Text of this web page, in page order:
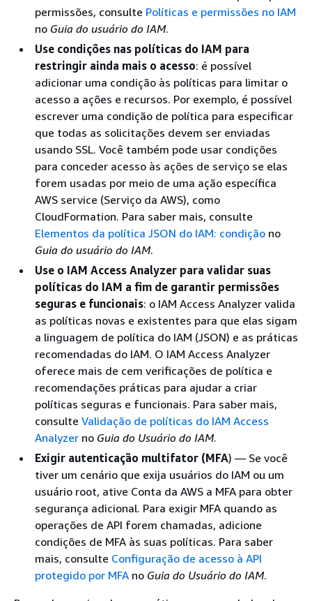
permissões, consulte Políticas e permissões no IAM
no Guia do usuário do IAM.
Use condições nas políticas do IAM para
restringir ainda mais o acesso: é possível
adicionar uma condição às políticas para limitar o
acesso a ações e recursos. Por exemplo, é possível
escrever uma condição de política para especificar
que todas as solicitações devem ser enviadas
usando SSL. Você também pode usar condições
para conceder acesso às ações de serviço se elas
forem usadas por meio de uma ação específica
AWS service (Serviço da AWS), como
CloudFormation. Para saber mais, consulte
Elementos da política JSON do IAM: condição no
Guia do usuário do IAM.
Use o IAM Access Analyzer para validar suas
políticas do IAM a fim de garantir permissões
seguras e funcionais: o IAM Access Analyzer valida
as políticas novas e existentes para que elas sigam
a linguagem de política do IAM (JSON) e as práticas
recomendadas do IAM. O IAM Access Analyzer
oferece mais de cem verificações de política e
recomendações práticas para ajudar a criar
políticas seguras e funcionais. Para saber mais,
consulte Validação de políticas do IAM Access
Analyzer no Guia do Usuário do IAM.
Exigir autenticação multifator (MFA) — Se você
tiver um cenário que exija usuários do IAM ou um
usuário root, ative Conta da AWS a MFA para obter
segurança adicional. Para exigir MFA quando as
operações de API forem chamadas, adicione
condições de MFA às suas políticas. Para saber
mais, consulte Configuração de acesso à API
protegido por MFA no Guia do Usuário do IAM.